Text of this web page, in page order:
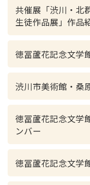
共催展「渋川・北
生徒作品展」作品
徳冨蘆花記念文学
渋川市美術館・桑
徳冨蘆花記念文学
ンバー
徳冨蘆花記念文学